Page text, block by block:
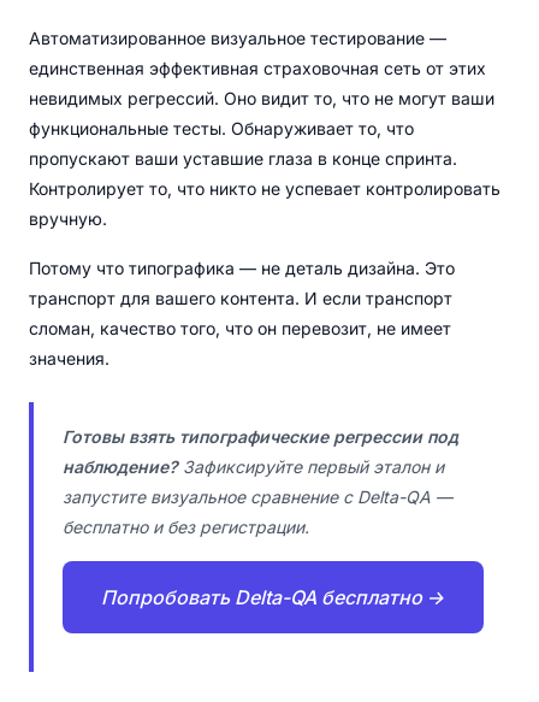
Автоматизированное визуальное тестирование —
единственная эффективная страховочная сеть от этих
невидимых регрессий. Оно видит то, что не могут ваши
функциональные тесты. Обнаруживает то, что
пропускают ваши уставшие глаза в конце спринта.
Контролирует то, что никто не успевает контролировать
вручную.
Потому что типографика — не деталь дизайна. Это
транспорт для вашего контента. И если транспорт
сломан, качество того, что он перевозит, не имеет
значения.
Готовы взять типографические регрессии под
наблюдение?Зафиксируйте первый эталон и
запустите визуальное сравнение с Delta-QA —
бесплатно и без регистрации.
Попробовать Delta-QA бесплатно →